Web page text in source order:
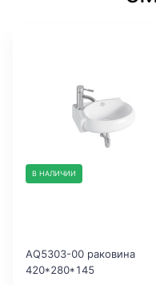
В НАЛИЧИИ
AQ5303-00 раковина
420*280*145